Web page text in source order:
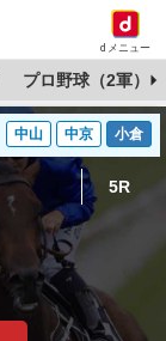
dメニュー
プロ野球（2軍）
中山 中京 小倉
5R